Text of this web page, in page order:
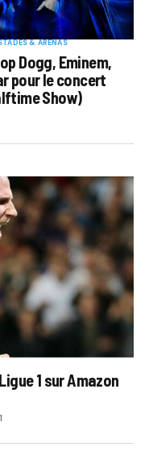
& ARENAS
Dogg, Eminem,
pour le concert
Show)
1 sur Amazon